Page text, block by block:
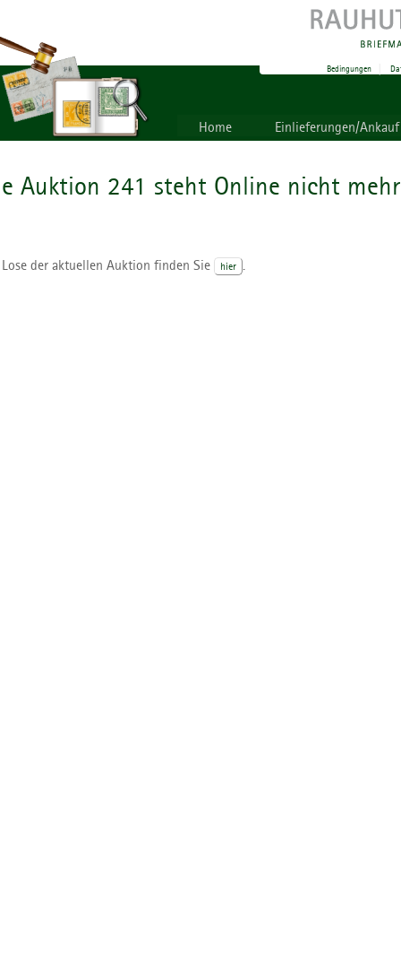
Bedingungen|
Home Einlieferungen/Ankauf
Auktion 241 steht Online nicht
der aktuellen Auktion finden Sie hier